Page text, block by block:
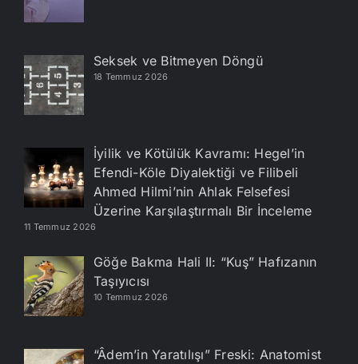
Seksek ve Bitmeyen Döngü
18 Temmuz 2026
İyilik ve Kötülük Kavramı: Hegel’in
Efendi-Köle Diyalektiği ve Filibeli
Ahmed Hilmi’nin Ahlak Felsefesi
Üzerine Karşılaştırmalı Bir İnceleme
11 Temmuz 2026
Göğe Bakma Hali II: “Kuş” Hafızanın
Taşıyıcısı
10 Temmuz 2026
“Âdem’in Yaratılışı” Freski: Anatomist